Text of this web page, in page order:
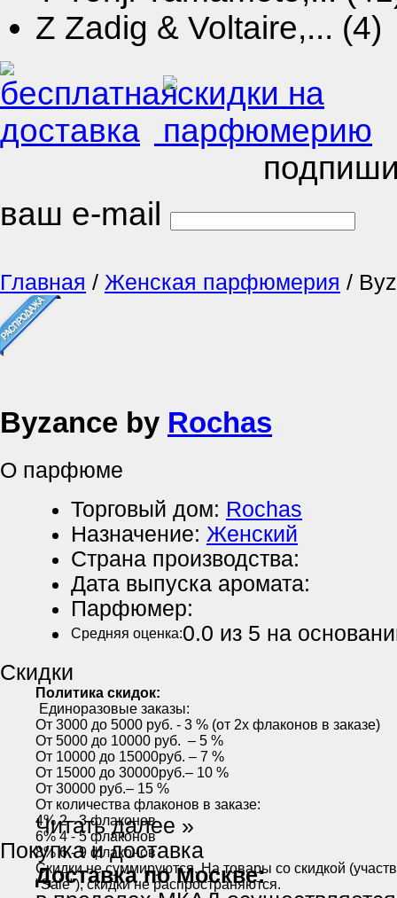
Z Zadig & Voltaire,... (4)
ваш e-mail
Главная / Женская парфюмерия /
Byzance by Rochas
О парфюме
Торговый дом: Rochas
Назначение: Женский
Страна производства:
Дата выпуска аромата:
Парфюмер:
Средняя оценка:0.0 из 5 на
Скидки
Политика скидок:
Единоразовые заказы:
От 3000 до 5000 руб. - 3 % (от 2х флаконов в заказе)
От 5000 до 10000 руб. – 5 %
От 10000 до 15000руб. – 7 %
От 15000 до 30000руб.– 10 %
От 30000 руб.– 15 %
От количества флаконов в заказе:
4% 2 - 3 флаконов
6% 4 - 5 флаконов
8% 6 - 9 флаконов
Скидки не суммируются. На товары со скидкой
"Sale"), скидки не распространяются.
Читать далее »
Покупка и доставка
Доставка по Москве: